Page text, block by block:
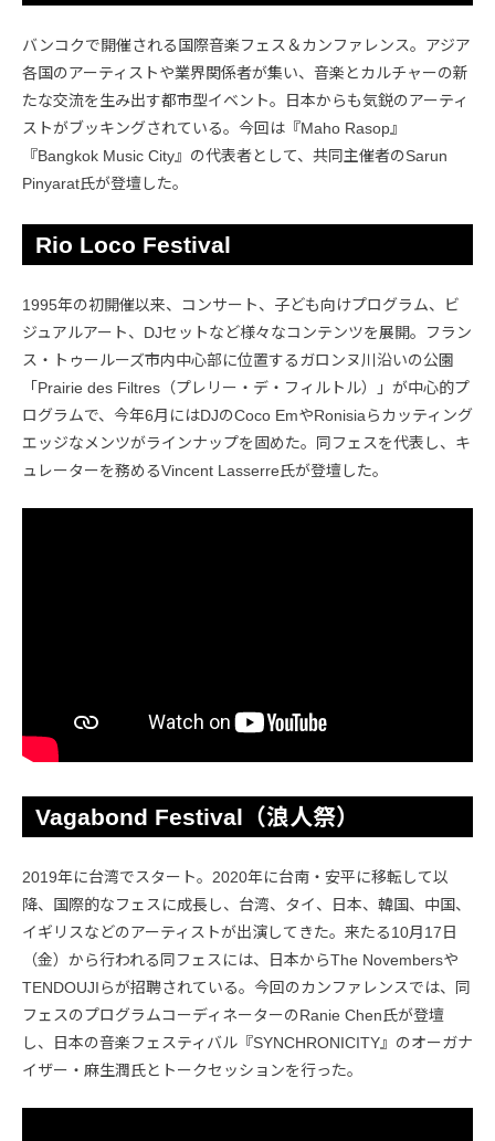
バンコクで開催される国際音楽フェス＆カンファレンス。アジア
各国のアーティストや業界関係者が集い、音楽とカルチャーの新
たな交流を生み出す都市型イベント。日本からも気鋭のアーティ
ストがブッキングされている。今回は『Maho Rasop』
『Bangkok Music City』の代表者として、共同主催者のSarun
Pinyarat氏が登壇した。
Rio Loco Festival
1995年の初開催以来、コンサート、子ども向けプログラム、ビ
ジュアルアート、DJセットなど様々なコンテンツを展開。フラン
ス・トゥールーズ市内中心部に位置するガロンヌ川沿いの公園
「Prairie des Filtres（プレリー・デ・フィルトル）」が中心的プ
ログラムで、今年6月にはDJのCoco EmやRonisiaらカッティング
エッジなメンツがラインナップを固めた。同フェスを代表し、キ
ュレーターを務めるVincent Lasserre氏が登壇した。
Vagabond Festival（浪人祭）
2019年に台湾でスタート。2020年に台南・安平に移転して以
降、国際的なフェスに成長し、台湾、タイ、日本、韓国、中国、
イギリスなどのアーティストが出演してきた。来たる10月17日
（金）から行われる同フェスには、日本からThe Novembersや
TENDOUJIらが招聘されている。今回のカンファレンスでは、同
フェスのプログラムコーディネーターのRanie Chen氏が登壇
し、日本の音楽フェスティバル『SYNCHRONICITY』のオーガナ
イザー・麻生潤氏とトークセッションを行った。